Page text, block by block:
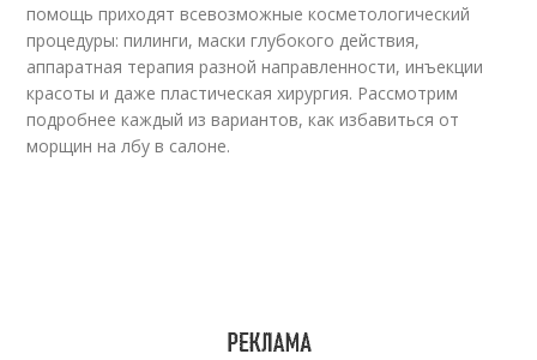
помощь приходят всевозможные косметологический
процедуры: пилинги, маски глубокого действия,
аппаратная терапия разной направленности, инъекции
красоты и даже пластическая хирургия. Рассмотрим
подробнее каждый из вариантов, как избавиться от
морщин на лбу в салоне.